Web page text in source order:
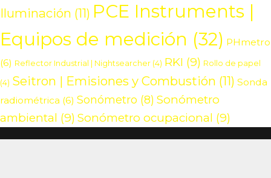
Iluminación (11) PCE Instruments |
Equipos de medición (32) PHmetro
(6) Reflector Industrial | Nightsearcher (4) RKI (9) Rollo de papel
(4) Seitron | Emisiones y Combustión (11) Sonda
radiométrica (6) Sonómetro (8) Sonómetro
ambiental (9) Sonómetro ocupacional (9)